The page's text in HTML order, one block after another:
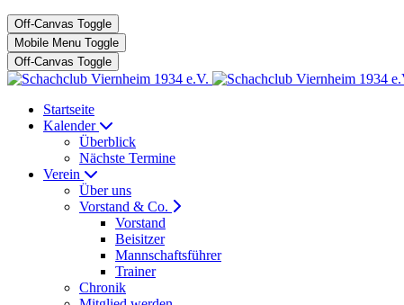
Off-Canvas Toggle
Mobile Menu Toggle
Off-Canvas Toggle
Startseite
Kalender
Überblick
Nächste Termine
Verein
Über uns
Vorstand & Co.
Vorstand
Beisitzer
Mannschaftsführer
Trainer
Chronik